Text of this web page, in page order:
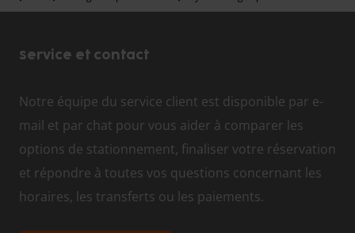
Service et contact
Notre équipe du service client est disponible par e-
mail et par chat pour vous aider à comparer les
options de stationnement, finaliser votre réservation
et répondre à toutes vos questions concernant les
horaires, les transferts ou les paiements.